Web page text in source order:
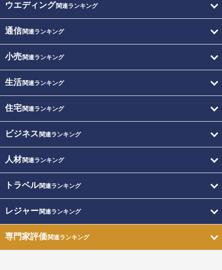
ウエディング関連ランキング
通信関連ランキング
小売関連ランキング
生活関連ランキング
住宅関連ランキング
ビジネス 関連ランキング
人材関連ランキング
トラベル関連ランキング
レジャー関連ランキング
専門家評価関連ランキング